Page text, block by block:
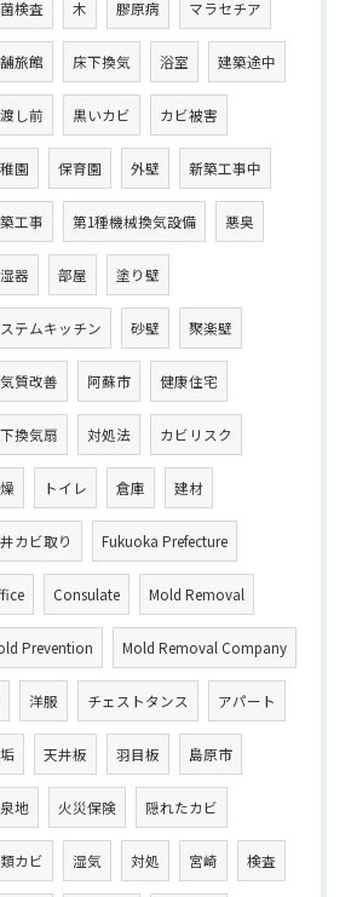
検査 木 膠原病 マラセチア
旅館 床下換気 浴室 建築途中
し前 黒いカビ カビ被害
園 保育園 外壁 新築工事中
工事 第1種機械換気設備 悪臭
器 部屋 塗り壁
テムキッチン 砂壁 聚楽壁
質改善 阿蘇市 健康住宅
換気扇 対処法 カビリスク
トイレ 倉庫 建材
カビ取り Fukuoka Prefecture
Consulate Mold Removal
Prevention Mold Removal Company
洋服 チェストタンス アパート
天井板 羽目板 島原市
地 火災保険 隠れたカビ
カビ 湿気 対処 宮崎 検査